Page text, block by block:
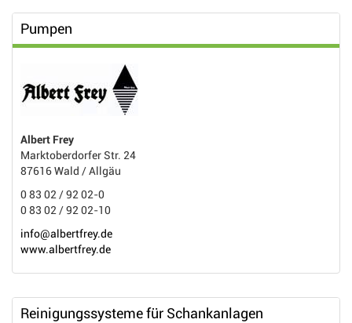
Pumpen
Albert Frey
Marktoberdorfer Str. 24
87616 Wald / Allgäu
0 83 02 / 92 02-0
0 83 02 / 92 02-10
info@albertfrey.de
www.albertfrey.de
Reinigungssysteme für Schankanlagen